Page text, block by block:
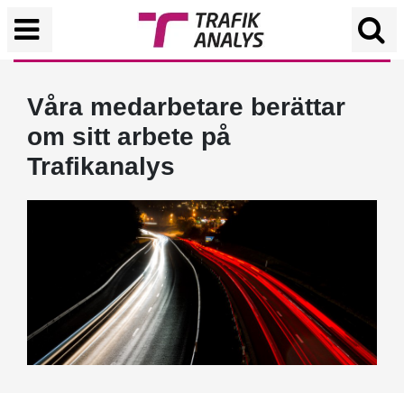
Våra medarbetare berättar
om sitt arbete på
Trafikanalys